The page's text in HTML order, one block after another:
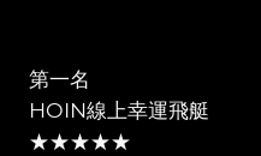
第一名
HOIN線上幸運飛艇
★★★★★